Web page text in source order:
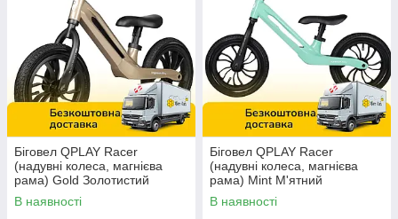
Біговел QPLAY Racer
(надувні колеса, магнієва
рама) Gold Золотистий
В наявності
Біговел QPLAY Racer
(надувні колеса, магнієва
рама) Mint М'ятний
В наявності